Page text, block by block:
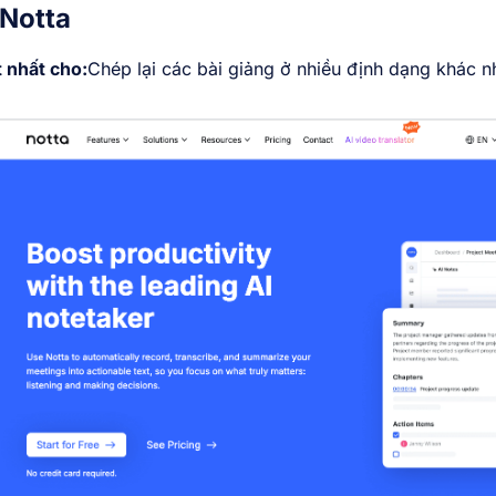
nhất cho:Chép lại các bài giảng ở nhiều định dạng khác